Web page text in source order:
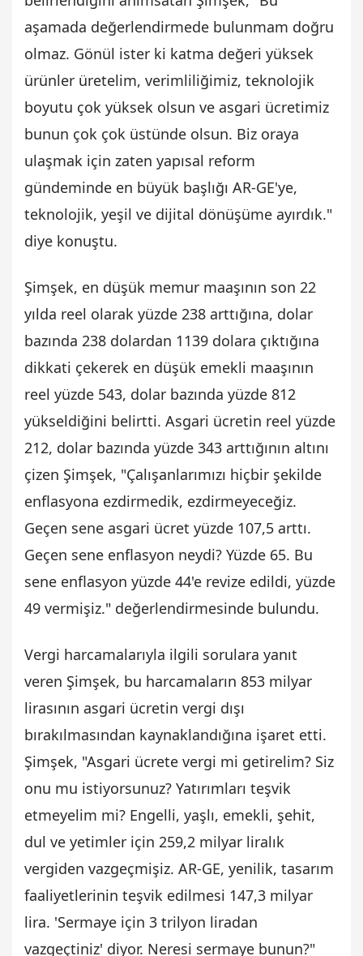
aşamada değerlendirmede bulunmam doğru
olmaz. Gönül ister ki katma değeri yüksek
ürünler üretelim, verimliliğimiz, teknolojik
boyutu çok yüksek olsun ve asgari ücretimiz
bunun çok çok üstünde olsun. Biz oraya
ulaşmak için zaten yapısal reform
gündeminde en büyük başlığı AR-GE'ye,
teknolojik, yeşil ve dijital dönüşüme ayırdık."
diye konuştu.
Şimşek, en düşük memur maaşının son 22
yılda reel olarak yüzde 238 arttığına, dolar
bazında 238 dolardan 1139 dolara çıktığına
dikkati çekerek en düşük emekli maaşının
reel yüzde 543, dolar bazında yüzde 812
yükseldiğini belirtti. Asgari ücretin reel yüzde
212, dolar bazında yüzde 343 arttığının altını
çizen Şimşek, "Çalışanlarımızı hiçbir şekilde
enflasyona ezdirmedik, ezdirmeyeceğiz.
Geçen sene asgari ücret yüzde 107,5 arttı.
Geçen sene enflasyon neydi? Yüzde 65. Bu
sene enflasyon yüzde 44'e revize edildi, yüzde
49 vermişiz." değerlendirmesinde bulundu.
Vergi harcamalarıyla ilgili sorulara yanıt
veren Şimşek, bu harcamaların 853 milyar
lirasının asgari ücretin vergi dışı
bırakılmasından kaynaklandığına işaret etti.
Şimşek, "Asgari ücrete vergi mi getirelim? Siz
onu mu istiyorsunuz? Yatırımları teşvik
etmeyelim mi? Engelli, yaşlı, emekli, şehit,
dul ve yetimler için 259,2 milyar liralık
vergiden vazgeçmişiz. AR-GE, yenilik, tasarım
faaliyetlerinin teşvik edilmesi 147,3 milyar
lira. 'Sermaye için 3 trilyon liradan
vazgeçtiniz' diyor. Neresi sermaye bunun?"